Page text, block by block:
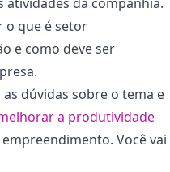
o que é setor
e como deve ser
dúvidas sobre o tema e
a produtividade
Você vai